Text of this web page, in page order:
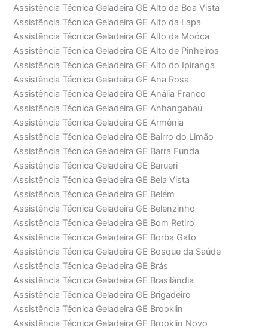
Assistência Técnica Geladeira GE Alto da Boa Vista
Assistência Técnica Geladeira GE Alto da Lapa
Assistência Técnica Geladeira GE Alto da Moóca
Assistência Técnica Geladeira GE Alto de Pinheiros
Assistência Técnica Geladeira GE Alto do Ipiranga
Assistência Técnica Geladeira GE Ana Rosa
Assistência Técnica Geladeira GE Anália Franco
Assistência Técnica Geladeira GE Anhangabaú
Assistência Técnica Geladeira GE Armênia
Assistência Técnica Geladeira GE Bairro do Limão
Assistência Técnica Geladeira GE Barra Funda
Assistência Técnica Geladeira GE Barueri
Assistência Técnica Geladeira GE Bela Vista
Assistência Técnica Geladeira GE Belém
Assistência Técnica Geladeira GE Belenzinho
Assistência Técnica Geladeira GE Bom Retiro
Assistência Técnica Geladeira GE Borba Gato
Assistência Técnica Geladeira GE Bosque da Saúde
Assistência Técnica Geladeira GE Brás
Assistência Técnica Geladeira GE Brasilândia
Assistência Técnica Geladeira GE Brigadeiro
Assistência Técnica Geladeira GE Brooklin
Assistência Técnica Geladeira GE Brooklin Novo